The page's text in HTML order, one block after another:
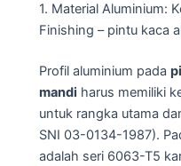
1. Material Aluminium:
Finishing – pintu kaca
Profil aluminium pada
mandi harus memiliki
untuk rangka utama
SNI 03-0134-1987).
adalah seri 6063-T5